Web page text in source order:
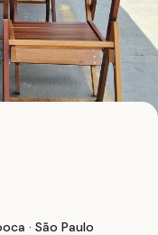
· São Paulo